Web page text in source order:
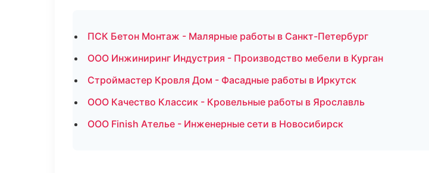
ПСК Бетон Монтаж - Малярные работы в Санкт-Петербург
ООО Инжиниринг Индустрия - Производство мебели в Курган
Строймастер Кровля Дом - Фасадные работы в Иркутск
ООО Качество Классик - Кровельные работы в Ярославль
ООО Finish Ателье - Инженерные сети в Новосибирск